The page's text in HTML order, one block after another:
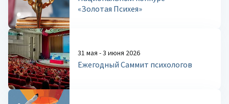
«Золотая Психея»
31 мая - 3 июня 2026
Ежегодный Саммит психологов